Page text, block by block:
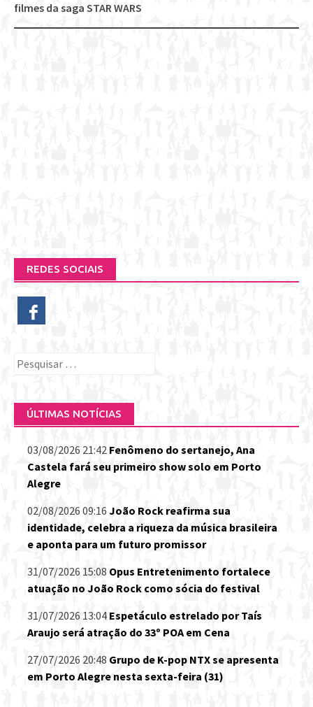
navigation
filmes da saga STAR WARS
REDES SOCIAIS
Pesquisar
ÚLTIMAS NOTÍCIAS
03/08/2026 21:42 Fenômeno do sertanejo, Ana
Castela fará seu primeiro show solo em Porto
Alegre
02/08/2026 09:16 João Rock reafirma sua
identidade, celebra a riqueza da música brasileira
e aponta para um futuro promissor
31/07/2026 15:08 Opus Entretenimento fortalece
atuação no João Rock como sócia do festival
31/07/2026 13:04 Espetáculo estrelado por Taís
Araujo será atração do 33º POA em Cena
27/07/2026 20:48 Grupo de K-pop NTX se apresenta
em Porto Alegre nesta sexta-feira (31)